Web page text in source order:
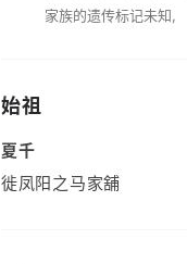
家族的遗传标记未知,
始祖
夏千
徙凤阳之马家舖